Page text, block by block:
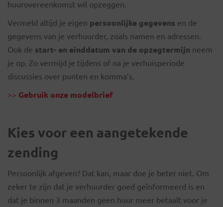
huurovereenkomst wil opzeggen.
Vermeld altijd je eigen persoonlijke gegevens en de
gegevens van je verhuurder, zoals namen en adressen.
Ook de start- en einddatum van de opzegtermijn neem
je op. Zo vermijd je tijdens of na je verhuisperiode
discussies over punten en komma’s.
>> Gebruik onze modelbrief
Kies voor een aangetekende
zending
Persoonlijk afgeven? Dat kan, maar doe je beter niet. Om
zeker te zijn dat je verhuurder goed geïnformeerd is en
dat je binnen 3 maanden geen huur meer betaalt voor je